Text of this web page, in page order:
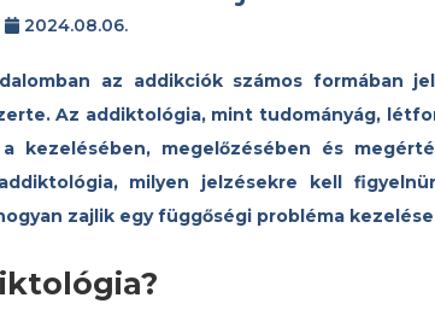
2024.08.06.
az addikciók számos formában
Az addiktológia, mint tudományág,
kezelésében, megelőzésében és
milyen jelzésekre kell
zajlik egy függőségi probléma